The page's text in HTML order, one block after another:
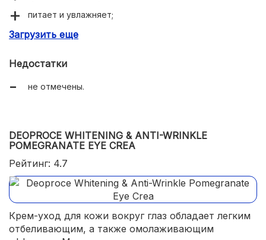
питает и увлажняет;
очень экономичный;
Загрузить еще
Недостатки
не отмечены.
DEOPROCE WHITENING & ANTI-WRINKLE
POMEGRANATE EYE CREA
Рейтинг: 4.7
Крем-уход для кожи вокруг глаз обладает легким
отбеливающим, а также омолаживающим